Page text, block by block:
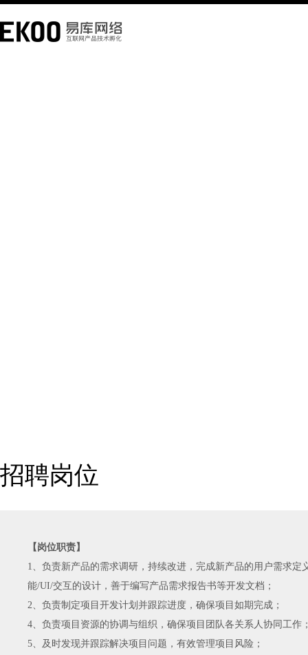
招聘岗位
【岗位职责】
1、负责新产品的需求调研，持续改进，完成新产品的用户需求定
能/UI/交互的设计，善于编写产品需求报告书等开发文档；
2、负责制定项目开发计划并跟踪进度，确保项目如期完成；
4、负责项目资源的协调与组织，确保项目团队各关系人协同工作
5、及时发现并跟踪解决项目问题，有效管理项目风险；